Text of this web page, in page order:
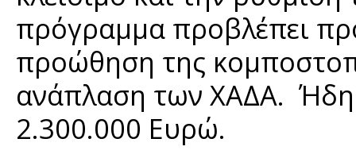
πρόγραμμα προβλέπει
προώθηση της
ανάπλαση των ΧΑΔΑ. Ήδη
2.300.000 Ευρώ.